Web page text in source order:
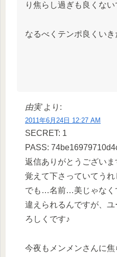
り焦らし過ぎも良くない
なるべくテンポ良くいき
由実 より:
2011年6月24日 12:27 AM
SECRET: 1
PASS:
返信ありがとうございま
覚えて下さっていてうれ
でも…名前…美じゃなく
違えられるんですが、
ろしくです♪
今夜もメンメンさんに焦